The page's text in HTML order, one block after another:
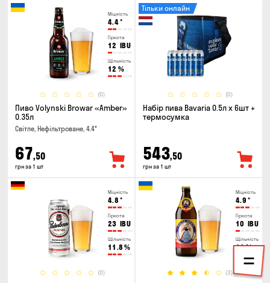
Міцність
4.4°
Гіркота
12 IBU
Щільність
12 %
(0)
Пиво Volynski Browar «Amber»
0.35л
Світле, Нефільтроване, 4.4°
67,50
грн за 1 шт
(0)
Тільки онлайн
Набір пива Bavaria 0.5л х 6шт +
термосумка
543,50
грн за 1 шт
Міцність
4.8 °
Гіркота
23 IBU
Щільність
11.8 %
(0)
Міцність
4.9 °
Гіркота
10 IBU
Щільність
11%
(3)